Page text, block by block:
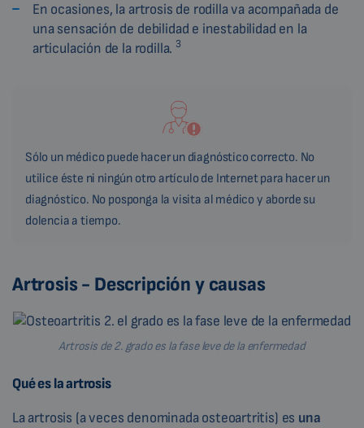
En ocasiones, la artrosis de rodilla va acompañada de
una sensación de debilidad e inestabilidad en la
articulación de la rodilla. 3
Sólo un médico puede hacer un diagnóstico correcto. No
utilice éste ni ningún otro artículo de Internet para hacer un
diagnóstico. No posponga la visita al médico y aborde su
dolencia a tiempo.
Artrosis - Descripción y causas
Artrosis de 2. grado es la fase leve de la enfermedad
Qué es la artrosis
La artrosis (a veces denominada osteoartritis) es una